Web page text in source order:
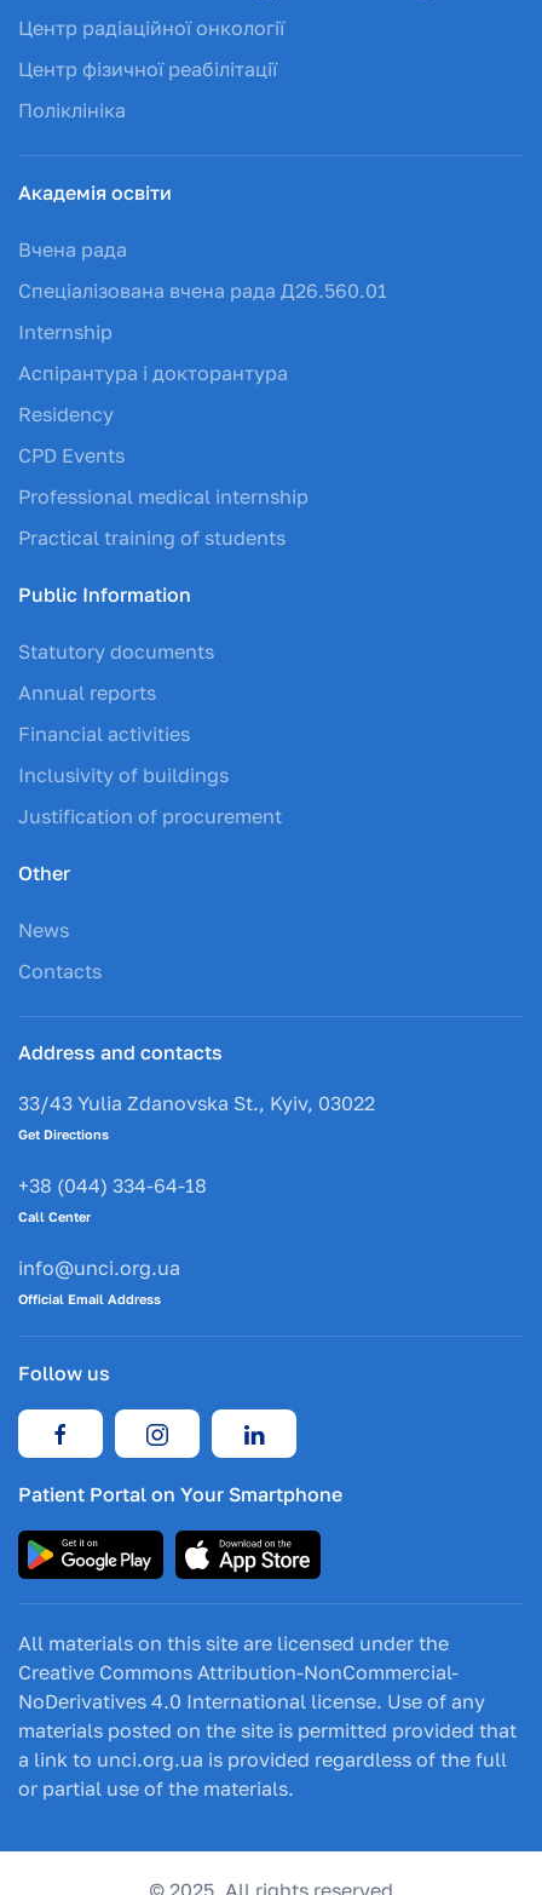
Центр радіаційної онкології
Центр фізичної реабілітації
Поліклініка
Академія освіти
Вчена рада
Спеціалізована вчена рада Д26.560.01
Internship
Аспірантура і докторантура
Residency
CPD Events
Professional medical internship
Practical training of students
Public Information
Statutory documents
Annual reports
Financial activities
Inclusivity of buildings
Justification of procurement
Other
News
Contacts
Address and contacts
33/43 Yulia Zdanovska St., Kyiv, 03022
Get Directions
+38 (044) 334-64-18
Call Center
info@unci.org.ua
Official Email Address
Follow us
Patient Portal on Your Smartphone
All materials on this site are licensed under the
Creative Commons Attribution-NonCommercial-
NoDerivatives 4.0 International license. Use of any
materials posted on the site is permitted provided that
a link to unci.org.ua is provided regardless of the full
or partial use of the materials.
© 2025. All rights reserved